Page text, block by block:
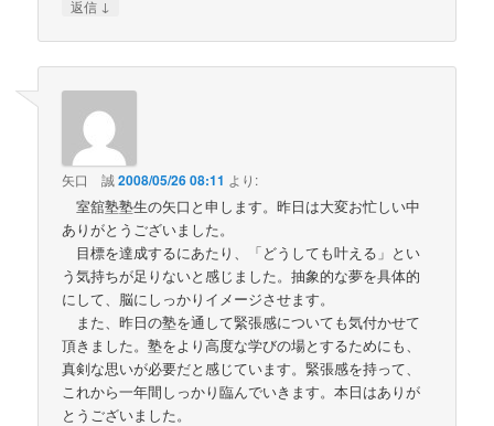
返信 ↓
矢口 誠 2008/05/26 08:11 より:
室舘塾塾生の矢口と申します。昨日は大変お忙しい中
ありがとうございました。
目標を達成するにあたり、「どうしても叶える」とい
う気持ちが足りないと感じました。抽象的な夢を具体的
にして、脳にしっかりイメージさせます。
また、昨日の塾を通して緊張感についても気付かせて
頂きました。塾をより高度な学びの場とするためにも、
真剣な思いが必要だと感じています。緊張感を持って、
これから一年間しっかり臨んでいきます。本日はありが
とうございました。